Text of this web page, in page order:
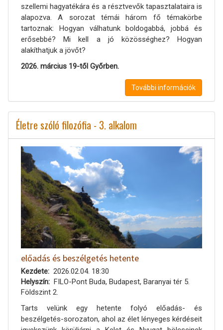
szellemi hagyatékára és a résztvevők tapasztalataira is
alapozva. A sorozat témái három fő témakörbe
tartoznak: Hogyan válhatunk boldogabbá, jobbá és
erősebbé? Mi kell a jó közösséghez? Hogyan
alakíthatjuk a jövőt?
2026. március 19-től Győrben.
További információk
Életre szóló filozófia - 3. alkalom
előadás és beszélgetés hetente
Kezdete
2026.02.04. 18:30
Helyszín
FILO-Pont Buda, Budapest, Baranyai tér 5.
Földszint 2.
Tarts velünk egy hetente folyó előadás- és
beszélgetés-sorozaton, ahol az élet lényeges kérdéseit